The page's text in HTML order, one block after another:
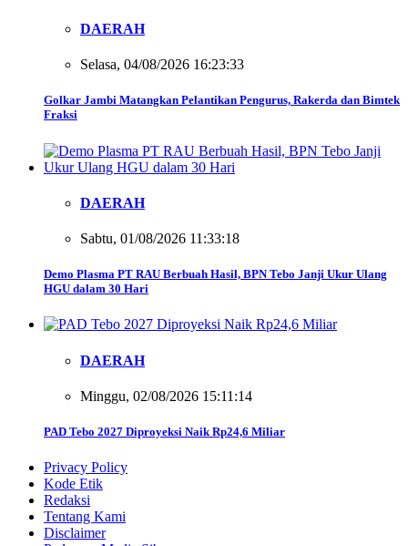
DAERAH
Selasa, 04/08/2026 16:23:33
Golkar Jambi Matangkan Pelantikan Pengurus, Rakerda dan Bimtek
Fraksi
DAERAH
Sabtu, 01/08/2026 11:33:18
Demo Plasma PT RAU Berbuah Hasil, BPN Tebo Janji Ukur Ulang
HGU dalam 30 Hari
DAERAH
Minggu, 02/08/2026 15:11:14
PAD Tebo 2027 Diproyeksi Naik Rp24,6 Miliar
Privacy Policy
Kode Etik
Redaksi
Tentang Kami
Disclaimer